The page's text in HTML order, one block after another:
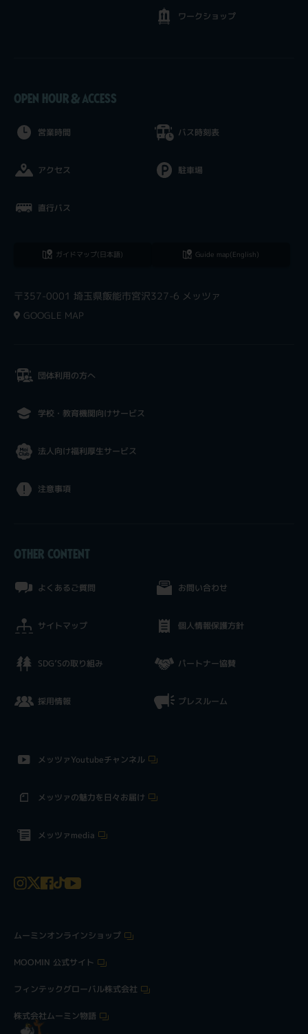
ワークショップ
OPEN HOUR & ACCESS
営業時間
アクセス
直行バス
バス時刻表
駐車場
ガイドマップ(日本語) Guide map(English)
〒357-0001 埼玉県飯能市宮沢327-6 メッツァ
GOOGLE MAP
団体利用の方へ
学校・教育機関向けサービス
法人向け福利厚生サービス
注意事項
OTHER CONTENT
よくあるご質問
サイトマップ
SDG’Sの取り組み
採用情報
お問い合わせ
個人情報保護方針
パートナー協賛
プレスルーム
メッツァYoutubeチャンネル
メッツァの魅力を日々お届け
メッツァmedia
ムーミンオンラインショップ
MOOMIN 公式サイト
フィンテックグローバル株式会社
株式会社ムーミン物語